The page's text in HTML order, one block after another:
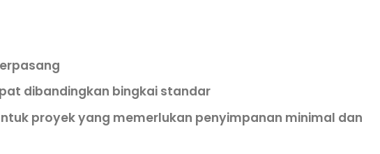
dibandingkan bingkai standar
proyek yang memerlukan penyimpanan minimal dan